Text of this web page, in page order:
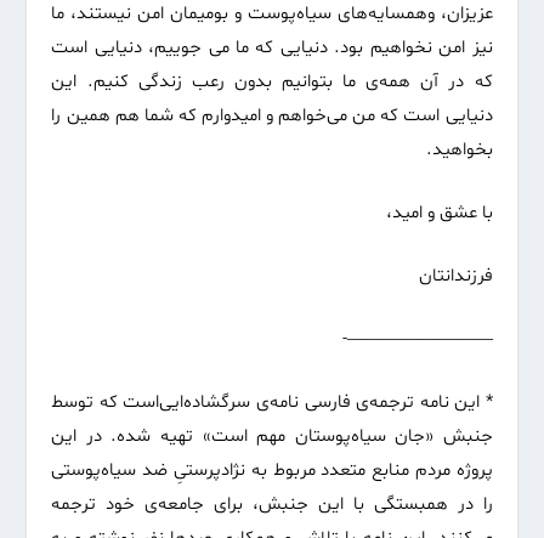
عزیزان، وهمسایه‌های سیاه‌پوست و بومیمان امن نیستند، ما
نیز امن نخواهیم بود. دنیایی که ما می جوییم، دنیایی است
که در آن همه‌ی ما بتوانیم بدون رعب زندگی کنیم. این
دنیایی است که من می‌خواهم و امیدوارم که شما هم همین را
بخواهید.
با عشق و امید،
فرزندانتان
————————-
* این نامه ترجمه‌ی فارسی نامه‌ی سرگشاده‌ایی‌است که توسط
جنبش «جان سیاه‌پوستان مهم است» تهیه شده. در این
پروژه مردم منابع متعدد مربوط به نژادپرستیِ ضد سیاه‌پوستی
را در همبستگی با این جنبش، برای جامعه‌ی‌ خود ترجمه